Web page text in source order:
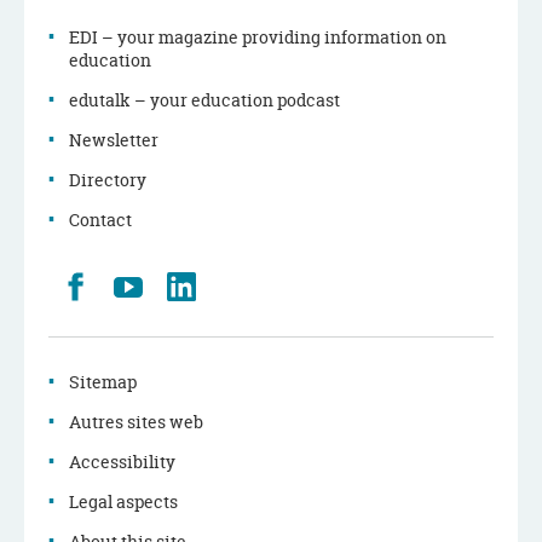
EDI – your magazine providing information on
education
edutalk – your education podcast
Newsletter
Directory
Contact
Retrouvez
nous
Youtube
Sitemap
Autres sites web
Accessibility
Legal aspects